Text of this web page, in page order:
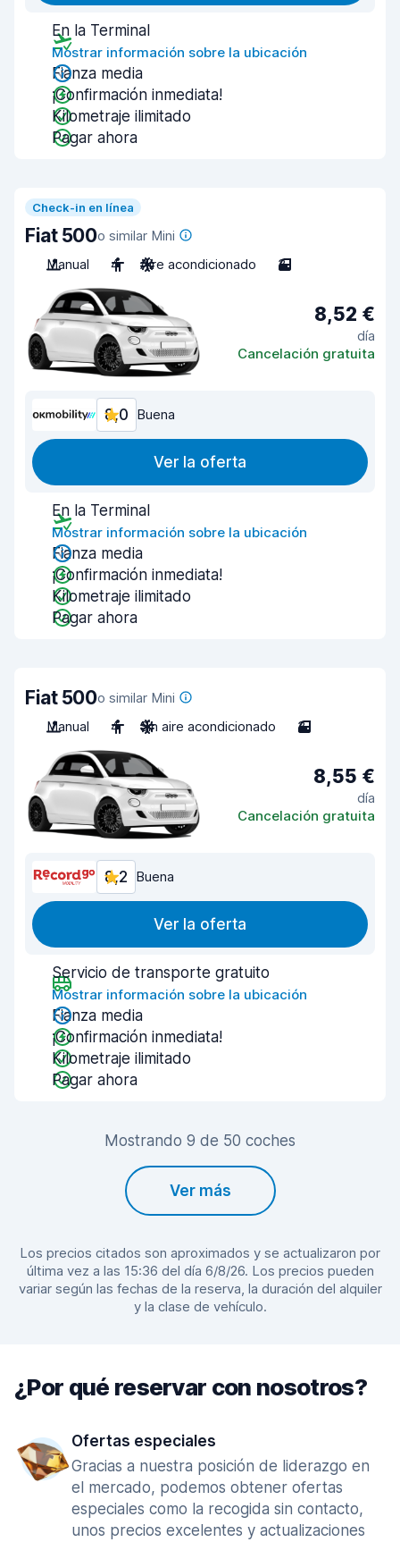
En la Terminal
Mostrar información sobre la ubicación
Fianza media
¡Confirmación inmediata!
Kilometraje ilimitado
Pagar ahora
Check-in en línea
Fiat 500o similar Mini
Manual
4 Aire acondicionado 3
8,52 €
día
Cancelación gratuita
8,0 Buena
Ver la oferta
En la Terminal
Mostrar información sobre la ubicación
Fianza media
¡Confirmación inmediata!
Kilometraje ilimitado
Pagar ahora
Fiat 500o similar Mini
Manual
4 Sin aire acondicionado 3
8,55 €
día
Cancelación gratuita
8,2 Buena
Ver la oferta
Servicio de transporte gratuito
Mostrar información sobre la ubicación
Fianza media
¡Confirmación inmediata!
Kilometraje ilimitado
Pagar ahora
Mostrando 9 de 50 coches
Ver más
Los precios citados son aproximados y se actualizaron por
última vez a las 15:36 del día 6/8/26. Los precios pueden
variar según las fechas de la reserva, la duración del alquiler
y la clase de vehículo.
¿Por qué reservar con nosotros?
Ofertas especiales
Gracias a nuestra posición de liderazgo en
el mercado, podemos obtener ofertas
especiales como la recogida sin contacto,
unos precios excelentes y actualizaciones